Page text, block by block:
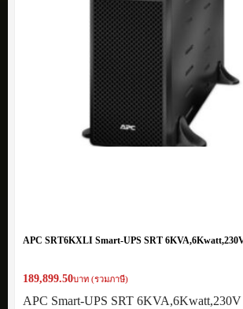
APC SRT6KXLI Smart-UPS SRT
189,899.50บาท (รวมภาษี)
APC Smart-UPS SRT